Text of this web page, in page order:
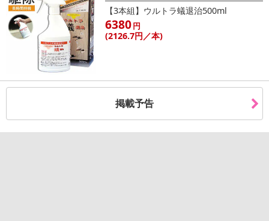
【3本組】ウルトラ蟻退治500ml
6380円
(2126.7円／本)
掲載予告